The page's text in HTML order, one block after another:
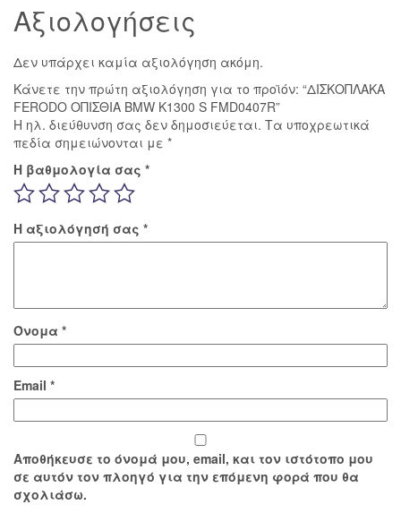
Αξιολογήσεις
Δεν υπάρχει καμία αξιολόγηση ακόμη.
Κάνετε την πρώτη αξιολόγηση για το προϊόν: “ΔΙΣΚΟΠΛΑΚΑ
FERODO ΟΠΙΣΘΙΑ BMW K1300 S FMD0407R”
Η ηλ. διεύθυνση σας δεν δημοσιεύεται. Τα υποχρεωτικά
πεδία σημειώνονται με *
Η βαθμολογία σας *
Η αξιολόγησή σας *
Όνομα *
Email *
Αποθήκευσε το όνομά μου, email, και τον ιστότοπο μου
σε αυτόν τον πλοηγό για την επόμενη φορά που θα
σχολιάσω.